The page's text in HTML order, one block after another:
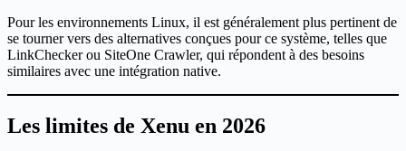
Pour les environnements Linux, il est généralement plus pertinent de
se tourner vers des alternatives conçues pour ce système, telles que
LinkChecker ou SiteOne Crawler, qui répondent à des besoins
similaires avec une intégration native.
Les limites de Xenu en 2026